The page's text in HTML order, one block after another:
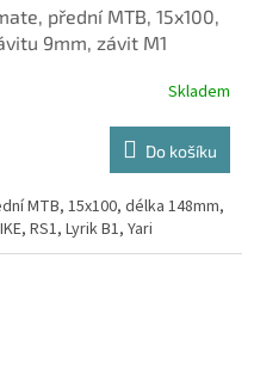
přední MTB, 15x100,
9mm, závit M1
Skladem
Do košíku
MTB, 15x100, délka 148mm,
RS1, Lyrik B1, Yari